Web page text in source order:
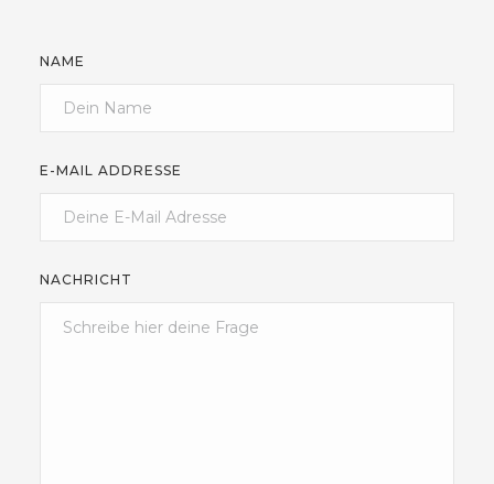
NAME
E-MAIL ADDRESSE
NACHRICHT